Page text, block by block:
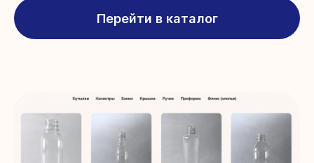
Перейти в каталог